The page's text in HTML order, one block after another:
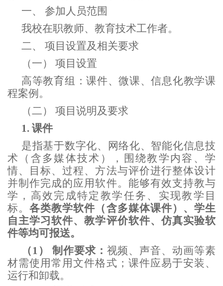
一、 参加人员范围
我校在职教师、教育技术工作者。
二、 项目设置及相关要求
（一） 项目设置
高等教育组：课件、微课、信息化教学课
程案例。
（二） 项目说明及要求
1. 课件
是指基于数字化、网络化、智能化信息技
术（含多媒体技术），围绕教学内容、学
情、目标、过程、方法与评价进行整体设计
并制作完成的应用软件。能够有效支持教与
学，高效完成特定教学任务、实现教学目
标。各类教学软件（含多媒体课件）、学生
自主学习软件、教学评价软件、仿真实验软
件等均可报送。
（1） 制作要求： 视频、声音、动画等素
材需使用常用文件格式；课件应易于安装、
运行和卸载。